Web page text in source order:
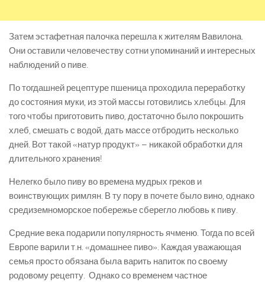
Затем эстафетная палочка перешла к жителям Вавилона.
Они оставили человечеству сотни упоминаний и интересных
наблюдений о пиве.
По тогдашней рецептуре пшеница проходила переработку
до состояния муки, из этой массы готовились хлебцы. Для
того чтобы приготовить пиво, достаточно было покрошить
хлеб, смешать с водой, дать массе отбродить несколько
дней. Вот такой «натур продукт» – никакой обработки для
длительного хранения!
Нелегко было пиву во времена мудрых греков и
воинствующих римлян. В ту пору в почете было вино, однако
средиземноморское побережье сберегло любовь к пиву.
Средние века подарили популярность ячменю. Тогда по всей
Европе варили т.н. «домашнее пиво». Каждая уважающая
семья просто обязана была варить напиток по своему
родовому рецепту. Однако со временем частное